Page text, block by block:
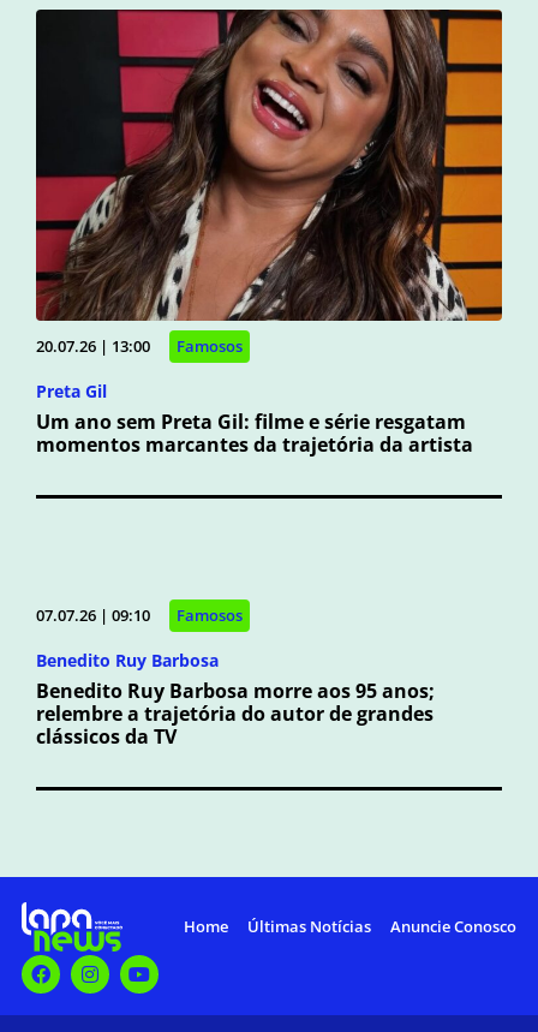
20.07.26 | 13:00 Famosos
Preta Gil
Um ano sem Preta Gil: filme e série resgatam
momentos marcantes da trajetória da artista
07.07.26 | 09:10 Famosos
Benedito Ruy Barbosa
Benedito Ruy Barbosa morre aos 95 anos;
relembre a trajetória do autor de grandes
clássicos da TV
Home Últimas Notícias Anuncie Conosco